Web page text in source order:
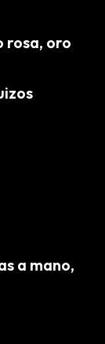
rosa, oro
a mano,